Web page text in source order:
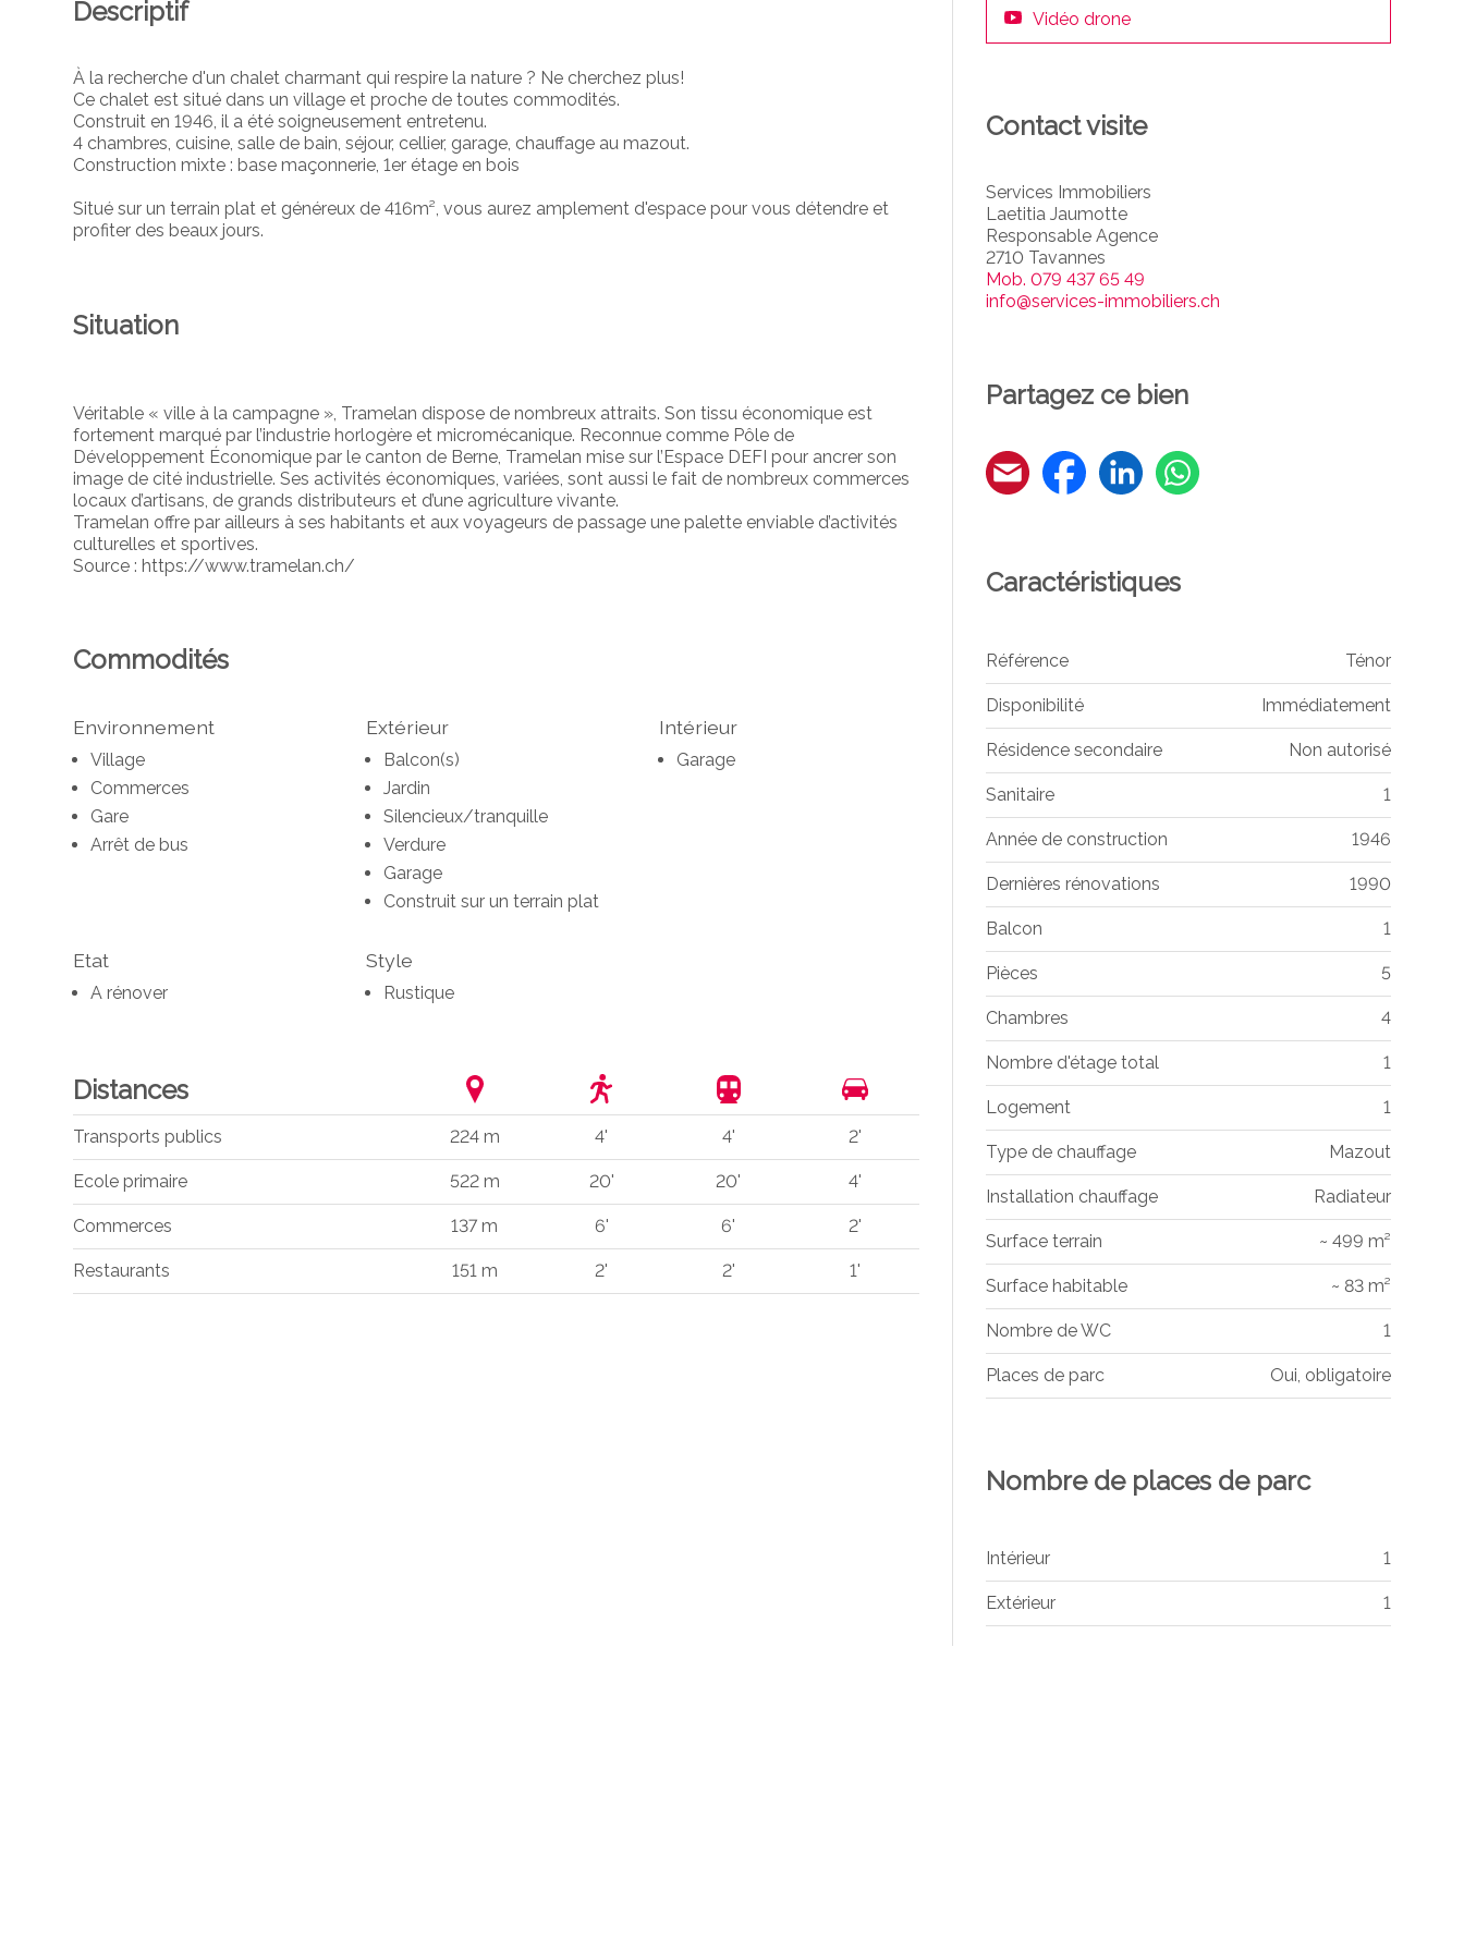
Descriptif
À la recherche d'un chalet charmant qui respire la nature ? Ne cherchez plus!
Ce chalet est situé dans un village et proche de toutes commodités.
Construit en 1946, il a été soigneusement entretenu.
4 chambres, cuisine, salle de bain, séjour, cellier, garage, chauffage au mazout.
Construction mixte : base maçonnerie, 1er étage en bois
Situé sur un terrain plat et généreux de 416m², vous aurez amplement d'espace pour vous détendre et
profiter des beaux jours.
Situation
Véritable « ville à la campagne », Tramelan dispose de nombreux attraits. Son tissu économique est
fortement marqué par l’industrie horlogère et micromécanique. Reconnue comme Pôle de
Développement Économique par le canton de Berne, Tramelan mise sur l’Espace DEFI pour ancrer son
image de cité industrielle. Ses activités économiques, variées, sont aussi le fait de nombreux commerces
locaux d’artisans, de grands distributeurs et d’une agriculture vivante.
Tramelan offre par ailleurs à ses habitants et aux voyageurs de passage une palette enviable d’activités
culturelles et sportives.
Source : https://www.tramelan.ch/
Commodités
Environnement
Village
Commerces
Gare
Arrêt de bus
Extérieur
Balcon(s)
Jardin
Silencieux/tranquille
Verdure
Garage
Construit sur un terrain plat
Intérieur
Garage
Etat
A rénover
Style
Rustique
Distances
Transports publics 224 m 4' 4' 2'
Ecole primaire 522 m 20' 20' 4'
Commerces 137 m 6' 6' 2'
Restaurants 151 m 2' 2' 1'
Vidéo drone
Contact visite
Services Immobiliers
Laetitia Jaumotte
Responsable Agence
2710 Tavannes
Mob. 079 437 65 49
info@services-immobiliers.ch
Partagez ce bien
Caractéristiques
Référence Ténor
Disponibilité Immédiatement
Résidence secondaire Non autorisé
Sanitaire 1
Année de construction 1946
Dernières rénovations 1990
Balcon 1
Pièces 5
Chambres 4
Nombre d'étage total 1
Logement 1
Type de chauffage Mazout
Installation chauffage Radiateur
Surface terrain ~ 499 m²
Surface habitable ~ 83 m²
Nombre de WC 1
Places de parc Oui, obligatoire
Nombre de places de parc
Intérieur 1
Extérieur 1